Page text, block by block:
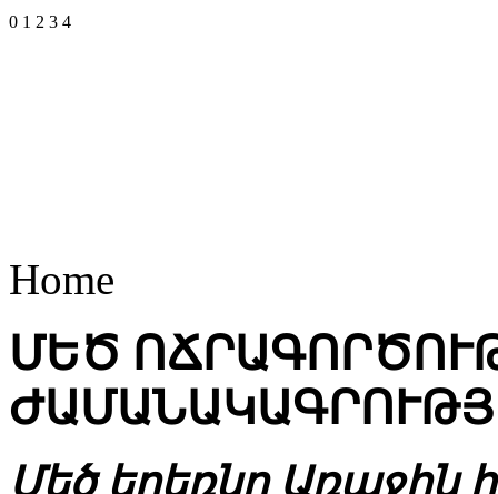
0 1 2 3 4
Home
ՄԵԾ
Մեծ եղեռնը Առաջին